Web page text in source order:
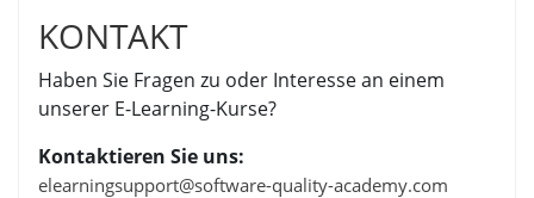
KONTAKT
Haben Sie Fragen zu oder Interesse an einem
unserer E-Learning-Kurse?
Kontaktieren Sie uns:
elearningsupport@software-quality-academy.com